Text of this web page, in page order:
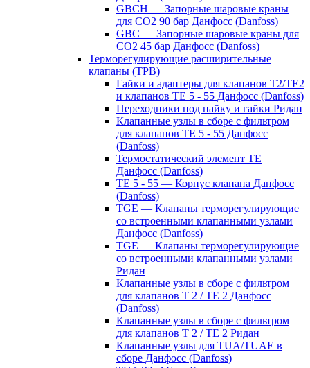
GBCH — Запорные шаровые краны
для CO2 90 бар Данфосс (Danfoss)
GBC — Запорные шаровые краны для
CO2 45 бар Данфосс (Danfoss)
Терморегулирующие расширительные
клапаны (ТРВ)
Гайки и адаптеры для клапанов T2/TE2
и клапанов TE 5 - 55 Данфосс (Danfoss)
Переходники под пайку и гайки Ридан
Клапанные узлы в сборе с фильтром
для клапанов TE 5 - 55 Данфосс
(Danfoss)
Термостатический элемент TE
Данфосс (Danfoss)
TE 5 - 55 — Корпус клапана Данфосс
(Danfoss)
TGE — Клапаны терморегулирующие
со встроенными клапанными узлами
Данфосс (Danfoss)
TGE — Клапаны терморегулирующие
со встроенными клапанными узлами
Ридан
Клапанные узлы в сборе с фильтром
для клапанов T 2 / TE 2 Данфосс
(Danfoss)
Клапанные узлы в сборе с фильтром
для клапанов T 2 / TE 2 Ридан
Клапанные узлы для TUA/TUAE в
сборе Данфосс (Danfoss)